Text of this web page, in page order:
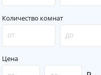
Количество комнат
Цена